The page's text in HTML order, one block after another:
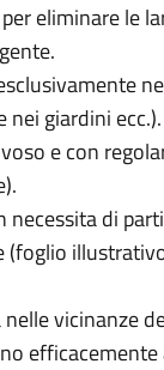
eliminare le
giardini ecc.).
e con
di
(foglio
vicinanze